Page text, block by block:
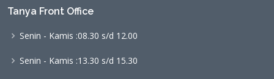
Tanya Front Office
Senin - Kamis :08.30 s/d 12.00
Senin - Kamis :13.30 s/d 15.30